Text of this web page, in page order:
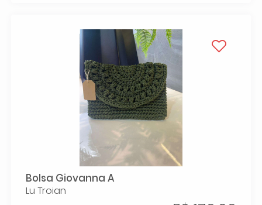
Bolsa Giovanna A
Lu Troian